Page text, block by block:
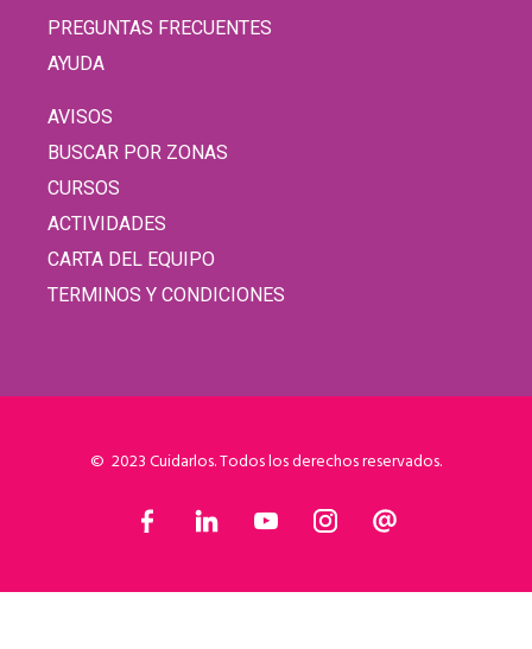
PREGUNTAS FRECUENTES
AYUDA
AVISOS
BUSCAR POR ZONAS
CURSOS
ACTIVIDADES
CARTA DEL EQUIPO
TERMINOS Y CONDICIONES
© 2023 Cuidarlos. Todos los derechos reservados.